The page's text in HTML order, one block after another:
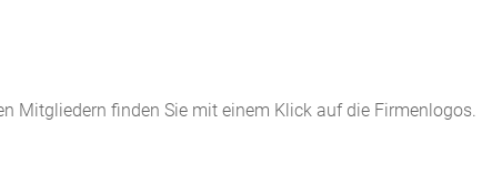
Mitgliedern finden Sie mit einem Klick auf die Firmenlogos.